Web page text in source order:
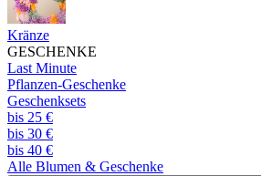
Kränze
GESCHENKE
Last Minute
Pflanzen-Geschenke
Geschenksets
bis 25 €
bis 30 €
bis 40 €
Alle Blumen & Geschenke